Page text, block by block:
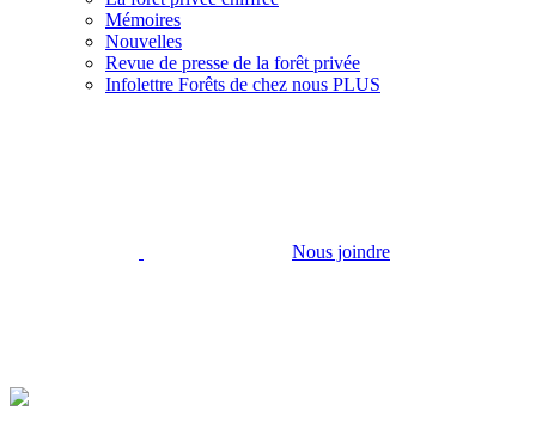
Mémoires
Nouvelles
Revue de presse de la forêt privée
Infolettre Forêts de chez nous PLUS
Nous joindre